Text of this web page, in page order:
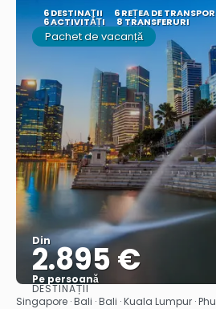
6 DESTINAŢII 6 REȚEA DE
6 ACTIVITĂȚI 8 TRANSFERURI
Pachet de vacanță
Din
2.895 €
Pe persoană
Vedea
DESTINAȚII
Singapore · Bali · Bali · Kuala Lumpur ·